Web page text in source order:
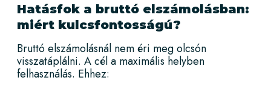
Hatásfok a bruttó elszámolásban:
miért kulcsfontosságú?
Bruttó elszámolásnál nem éri meg olcsón
visszatáplálni. A cél a maximális helyben
felhasználás. Ehhez: